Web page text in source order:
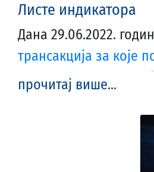
Управа за игре на
Листе индикатора
Дана 29.06.2022.
трансакција за
тероризма код
да се ради о прању
ризика и део су
прочитај више...